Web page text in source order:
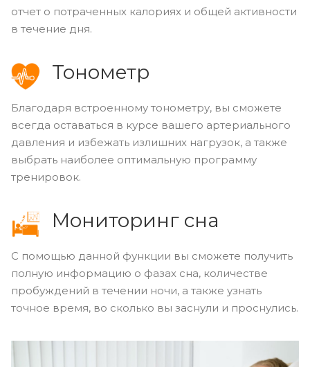
отчет о потраченных калориях и общей активности
в течение дня.
Тонометр
Благодаря встроенному тонометру, вы сможете
всегда оставаться в курсе вашего артериального
давления и избежать излишних нагрузок, а также
выбрать наиболее оптимальную программу
тренировок.
Мониторинг сна
С помощью данной функции вы сможете получить
полную информацию о фазах сна, количестве
пробуждений в течении ночи, а также узнать
точное время, во сколько вы заснули и проснулись.